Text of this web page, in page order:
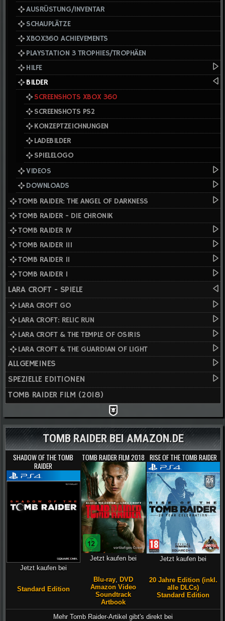
AUSRÜSTUNG/INVENTAR
SCHAUPLÄTZE
XBOX360 ACHIEVEMENTS
PLAYSTATION 3 TROPHIES/TROPHÄEN
HILFE
BILDER
SCREENSHOTS XBOX 360
SCREENSHOTS PS2
KONZEPTZEICHNUNGEN
LADEBILDER
SPIELELOGO
VIDEOS
DOWNLOADS
TOMB RAIDER: THE ANGEL OF DARKNESS
TOMB RAIDER - DIE CHRONIK
TOMB RAIDER IV
TOMB RAIDER III
TOMB RAIDER II
TOMB RAIDER I
LARA CROFT - SPIELE
LARA CROFT GO
LARA CROFT: RELIC RUN
LARA CROFT & THE TEMPLE OF OSIRIS
LARA CROFT & THE GUARDIAN OF LIGHT
ALLGEMEINES
SPEZIELLE EDITIONEN
TOMB RAIDER FILM (2018)
TOMB RAIDER BEI AMAZON.DE
SHADOW OF THE TOMB
RAIDER
Jetzt kaufen bei
Standard Edition
TOMB RAIDER FILM 2018
Jetzt kaufen bei
Blu-ray, DVD
Amazon Video
Soundtrack
Artbook
RISE OF THE TOMB RAIDER
Jetzt kaufen bei
20 Jahre Edition (inkl.
alle DLCs)
Standard Edition
Mehr Tomb Raider-Artikel gibt's direkt bei